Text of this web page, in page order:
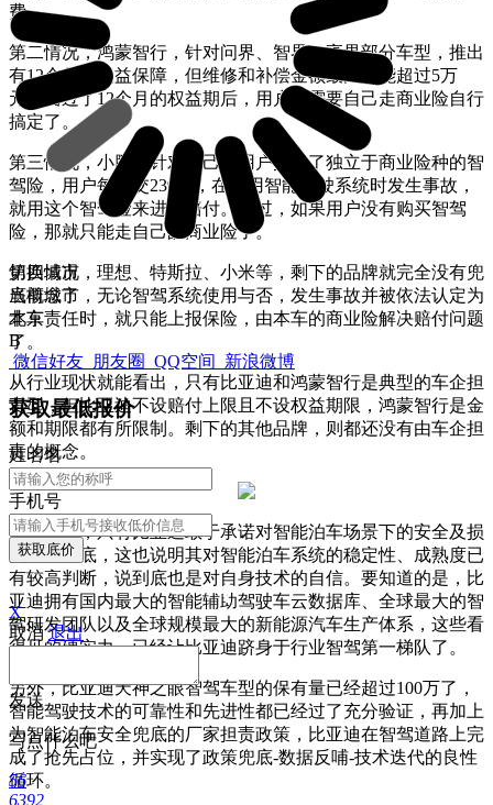
费。
第二情况，鸿蒙智行，针对问界、智界、享界部分车型，推出
有12个月的权益保障，但维修和补偿金额最高不能超过5万
元。当过了12个月的权益期后，用户就需要自己走商业险自行
搞定了。
第三情况，小鹏，针对自己的用户推出了独立于商业险种的智
驾险，用户每年交239元，在使用智能驾驶系统时发生事故，
就用这个智驾险来进行赔付。不过，如果用户没有购买智驾
险，那就只能走自己的商业险了。
第四情况，理想、特斯拉、小米等，剩下的品牌就完全没有兜
底概念了，无论智驾系统使用与否，发生事故并被依法认定为
本车责任时，就只能上报保险，由本车的商业险解决赔付问题
了。
从行业现状就能看出，只有比亚迪和鸿蒙智行是典型的车企担
责型，但比亚迪不设赔付上限且不设权益期限，鸿蒙智行是金
额和期限都有所限制。剩下的其他品牌，则都还没有由车企担
责的概念。
可以看出，只有比亚迪敢于承诺对智能泊车场景下的安全及损
失全面兜底，这也说明其对智能泊车系统的稳定性、成熟度已
有较高判断，说到底也是对自身技术的自信。要知道的是，比
亚迪拥有国内最大的智能辅助驾驶车云数据库、全球最大的智
驾研发团队以及全球规模最大的新能源汽车生产体系，这些看
得见的硬实力，已经让比亚迪跻身于行业智驾第一梯队了。
另外，比亚迪天神之眼智驾车型的保有量已经超过100万了，
智能驾驶技术的可靠性和先进性都已经过了充分验证，再加上
为智能泊车安全兜底的厂家担责政策，比亚迪在智驾道路上完
成了抢先占位，并实现了政策兜底-数据反哺-技术迭代的良性
循环。
切换城市
当前城市
北京
B
微信好友 朋友圈 QQ空间 新浪微博
获取最低报价
姓名名
手机号
获取底价
X
取消 退出
发送
写点什么吧
56
6392